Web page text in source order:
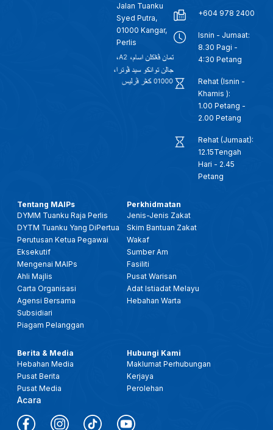
Jalan Tuanku
Syed Putra,
01000 Kangar,
Perlis
+604 978 2400
Isnin - Jumaat:
8.30 Pagi -
4:30 Petang
Rehat (Isnin -
Khamis ):
1.00 Petang -
2.00 Petang
Rehat (Jumaat):
12.15Tengah
Hari - 2.45
Petang
Tentang MAIPs
DYMM Tuanku Raja Perlis
DYTM Tuanku Yang DiPertua
Perutusan Ketua Pegawai
Eksekutif
Mengenai MAIPs
Ahli Majlis
Carta Organisasi
Agensi Bersama
Subsidiari
Piagam Pelanggan
Perkhidmatan
Jenis-Jenis Zakat
Skim Bantuan Zakat
Wakaf
Sumber Am
Fasiliti
Pusat Warisan
Adat Istiadat Melayu
Hebahan Warta
Berita & Media
Hebahan Media
Pusat Berita
Pusat Media
Acara
Hubungi Kami
Maklumat Perhubungan
Kerjaya
Perolehan